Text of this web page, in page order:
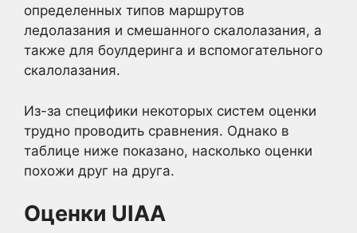
определенных типов маршрутов
ледолазания и смешанного скалолазания, а
также для боулдеринга и вспомогательного
скалолазания.
Из-за специфики некоторых систем оценки
трудно проводить сравнения. Однако в
таблице ниже показано, насколько оценки
похожи друг на друга.
Оценки UIAA